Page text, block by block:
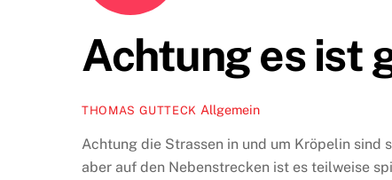
Achtung es ist
THOMAS GUTTECK Allgemein
Achtung die Strassen in und um Kröpelin
aber auf den Nebenstrecken ist es teilweise